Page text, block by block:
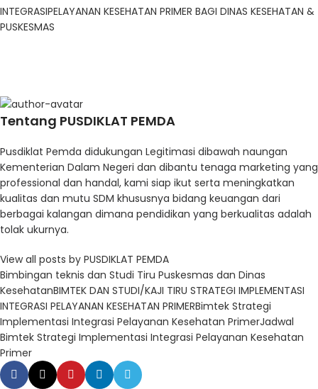
Tentang PUSDIKLAT PEMDA
Pusdiklat Pemda didukungan Legitimasi dibawah naungan
Kementerian Dalam Negeri dan dibantu tenaga marketing yang
professional dan handal, kami siap ikut serta meningkatkan
kualitas dan mutu SDM khususnya bidang keuangan dari
berbagai kalangan dimana pendidikan yang berkualitas adalah
tolak ukurnya.
View all posts by PUSDIKLAT PEMDA
Bimbingan teknis dan Studi Tiru Puskesmas dan Dinas
KesehatanBIMTEK DAN STUDI/KAJI TIRU STRATEGI IMPLEMENTASI
INTEGRASI PELAYANAN KESEHATAN PRIMERBimtek Strategi
Implementasi Integrasi Pelayanan Kesehatan PrimerJadwal
Bimtek Strategi Implementasi Integrasi Pelayanan Kesehatan
Primer